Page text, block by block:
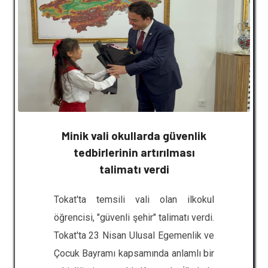
biri olan "Mezunlar buluşmas�
refakatinde gerçekleştirilen
hareketlilik kapsamında öğrenciler,
Almanya’da 3 hafta süreyle
işletmelerde staj faaliyetlerine
katılacaklar. Söz konusu faaliyet ile
öğrencilerin; Mesleki bilgi ve
becerilerinin geliştirilmesi,Yeni nesil
otomotiv teknolojilerinin yerinde
öğrenilmesi,Yabancı dil yeterliliklerinin
artırılması,Kültürlerarası etkileşim ve
disiplini ve çalışma alışkanlıklarının
geliştirilmesi hedeflenmektedir. Gerçekleştirilen
bu hareketlilik ile öğrencilerimizin
uluslararası deneyim kazanmaları ve
Minik vali okullarda güvenlik
tedbirlerinin artırılması
talimatı verdi
Tokat'ta temsili vali olan ilkokul
öğrencisi, "güvenli şehir" talimatı verdi.
Tokat'ta 23 Nisan Ulusal Egemenlik ve
Çocuk Bayramı kapsamında anlamlı bir